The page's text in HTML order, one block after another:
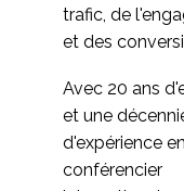
financiers
son produit sur
étranger
des
"Ne pas
doit être
1
il allé trop loin
trafic, de
et des
Avec 20 ans
et une
d'expérience
conférencier